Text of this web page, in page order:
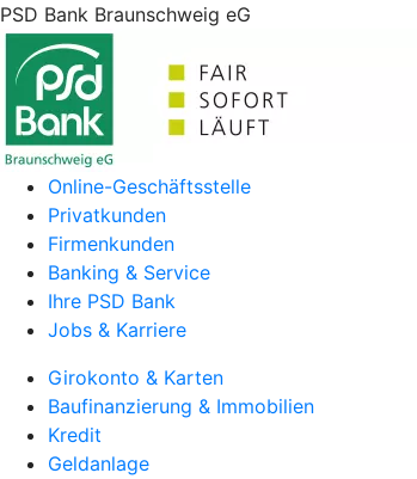
PSD Bank Braunschweig eG
Online-Geschäftsstelle
Privatkunden
Firmenkunden
Banking & Service
Ihre PSD Bank
Jobs & Karriere
Girokonto & Karten
Baufinanzierung & Immobilien
Kredit
Geldanlage